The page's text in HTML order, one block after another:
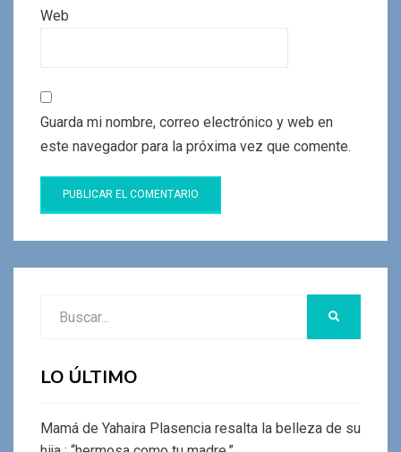
Web
Guarda mi nombre, correo electrónico y web en
este navegador para la próxima vez que comente.
LO ÚLTIMO
Mamá de Yahaira Plasencia resalta la belleza de su